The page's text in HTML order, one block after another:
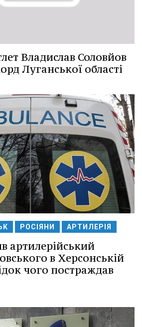
Владислав Соловйов
Луганської області
РОСІЯНИ АРТИЛЕРІЯ
артилерійський
в Херсонській
чого постраждав